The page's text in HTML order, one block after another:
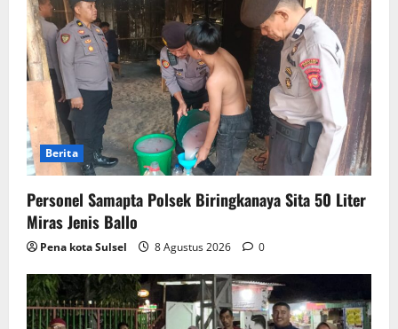
Berita
Personel Samapta Polsek Biringkanaya Sita 50 Liter
Miras Jenis Ballo
Pena kota Sulsel 8 Agustus 2026 0